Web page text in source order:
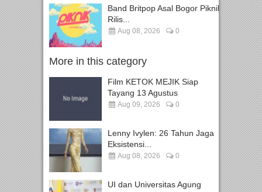
Band Britpop Asal Bogor Piknik
Rilis...
Aug 08, 2026 0
More in this category
Film KETOK MEJIK Siap
Tayang 13 Agustus
Aug 09, 2026 0
Lenny Ivylen: 26 Tahun Jaga
Eksistensi...
Aug 08, 2026 0
UI dan Universitas Agung